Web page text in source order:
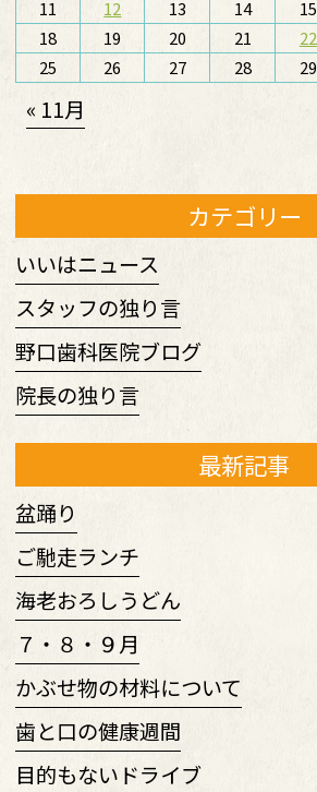
11 12 13 14 15
18
19 20 21 22
25
26 27 28 29
« 11月
カテゴリー
いいはニュース
スタッフの独り言
野口歯科医院ブログ
院長の独り言
最新記事
盆踊り
ご馳走ランチ
海老おろしうどん
７・８・９月
かぶせ物の材料について
歯と口の健康週間
目的もないドライブ